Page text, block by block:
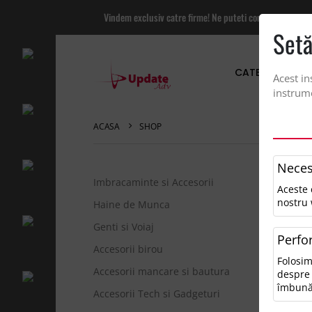
Vindem exclusiv catre firme! Ne puteti contacta
CATEGORII
ACASA SHOP
0
•
•
Imbracaminte si Accesorii
Haine de Munca
Genti si Voiaj
Accesorii birou
Accesorii mancare si bautura
Accesorii Tech si Gadgeturi
Acest
nostru